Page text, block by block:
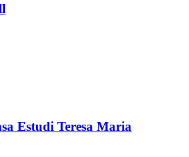
Estudi Teresa Maria